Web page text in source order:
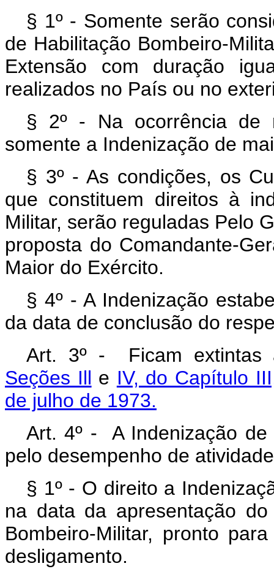
§ 1º - Somente serão
de Habilitação Bombeiro-
Extensão com duração
realizados no País ou no
§ 2º - Na ocorrência de
somente a Indenização de
§ 3º - As condições, os
que constituem direitos à
Militar, serão reguladas Pelo
proposta do Comandante-
Maior do Exército.
§ 4º - A Indenização
da data de conclusão do
Art. 3º - Ficam extintas
Seções Ill e IV, do Capítulo
de julho de 1973.
Art. 4º - A Indenização de
pelo desempenho de
§ 1º - O direito a
na data da apresentação
Bombeiro-Militar, pronto
desligamento.